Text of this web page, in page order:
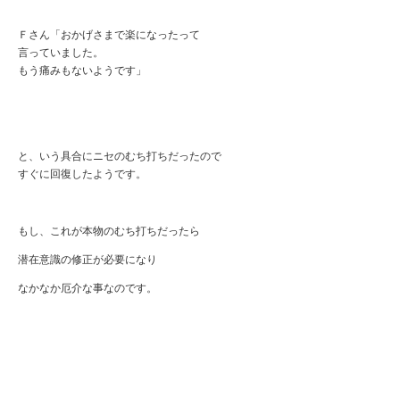
Ｆさん「おかげさまで楽になったって
言っていました。
もう痛みもないようです」
と、いう具合にニセのむち打ちだったので
すぐに回復したようです。
もし、これが本物のむち打ちだったら
潜在意識の修正が必要になり
なかなか厄介な事なのです。